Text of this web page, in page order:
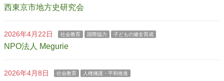
西東京市地方史研究会
2026年4月22日 社会教育 国際協力 子どもの健全育成
NPO法人 Megurie
2026年4月8日 社会教育 人権擁護・平和推進